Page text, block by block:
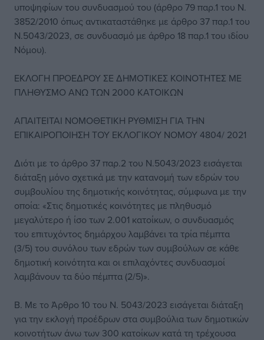
υποψηφίων του συνδυασμού του (άρθρο 79 παρ.1 του Ν.
3852/2010 όπως αντικαταστάθηκε με άρθρο 37 παρ.1 του
Ν.5043/2023, σε συνδυασμό με άρθρο 18 παρ.1 του ιδίου
Νόμου).
ΕΚΛΟΓΗ ΠΡΟΕΔΡΟΥ ΣΕ ΔΗΜΟΤΙΚΕΣ ΚΟΙΝΟΤΗΤΕΣ ΜΕ
ΠΛΗΘΥΣΜΟ ΑΝΩ ΤΩΝ 2000 ΚΑΤΟΙΚΩΝ
ΑΠΑΙΤΕΙΤΑΙ ΝΟΜΟΘΕΤΙΚΗ ΡΥΘΜΙΣΗ ΓΙΑ ΤΗΝ
ΕΠΙΚΑΙΡΟΠΟΙΗΣΗ ΤΟΥ ΕΚΛΟΓΙΚΟΥ ΝΟΜΟΥ 4804/ 2021
Διότι με το άρθρο 37 παρ.2 του Ν.5043/2023 εισάγεται
διάταξη μόνο σχετικά με την κατανομή των εδρών του
συμβουλίου της δημοτικής κοινότητας, σύμφωνα με την
οποία: «Στις δημοτικές κοινότητες με πληθυσμό
μεγαλύτερο ή ίσο των 2.001 κατοίκων, ο συνδυασμός
του επιτυχόντος δημάρχου λαμβάνει τα τρία πέμπτα
(3/5) του συνόλου των εδρών των συμβούλων σε κάθε
δημοτική κοινότητα και οι επιλαχόντες συνδυασμοί
λαμβάνουν τα δύο πέμπτα (2/5)».
Β. Με το Άρθρο 10 του Ν. 5043/2023 εισάγεται διάταξη
για την εκλογή προέδρων στα συμβούλια των δημοτικών
κοινοτήτων άνω των 300 κατοίκων κατά τη τρέχουσα